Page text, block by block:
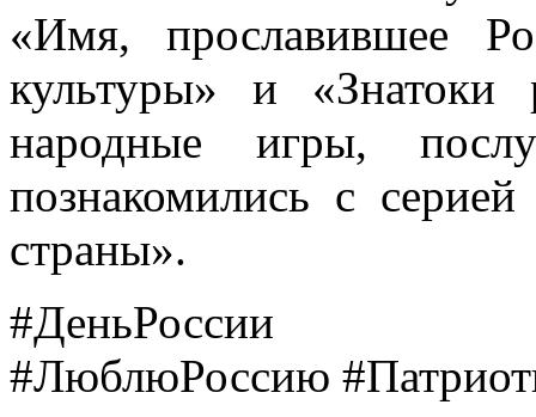
«Имя, прославившее
культуры» и «Знатоки
народные игры,
познакомились с
страны».
#ДеньРоссии
#ЛюблюРоссию